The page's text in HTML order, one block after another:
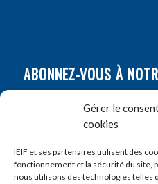
Gérer le
cookies
IEIF et ses partenaires utilisent des
fonctionnement et la sécurité du site,
nous utilisons des technologies telles
ABONNEZ-VOUS À
Prénom*